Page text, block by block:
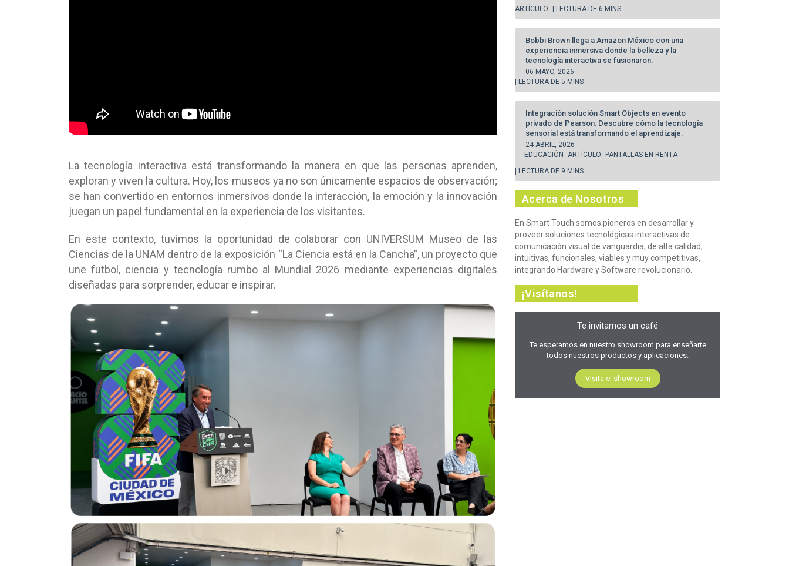
ARTÍCULO
| LECTURA DE 6 MINS
Bobbi Brown llega a Amazon México con una
experiencia inmersiva donde la belleza y la
tecnología interactiva se fusionaron.
06 MAYO, 2026
| LECTURA DE 5 MINS
Integración solución Smart Objects en evento
privado de Pearson: Descubre cómo la tecnología
sensorial está transformando el aprendizaje.
24 ABRIL, 2026
EDUCACIÓN
ARTÍCULO
PANTALLAS EN RENTA
| LECTURA DE 9 MINS
Acerca de Nosotros
En Smart Touch somos pioneros en desarrollar y
proveer soluciones tecnológicas interactivas de
comunicación visual de vanguardia, de alta calidad,
intuitivas, funcionales, viables y muy competitivas,
integrando Hardware y Software revolucionario.
¡Visítanos!
Te invitamos un café
Te esperamos en nuestro showroom para enseñarte
todos nuestros productos y aplicaciones.
Visita el showroom
La tecnología interactiva está transformando la manera en que las personas aprenden,
exploran y viven la cultura. Hoy, los museos ya no son únicamente espacios de observación;
se han convertido en entornos inmersivos donde la interacción, la emoción y la innovación
juegan un papel fundamental en la experiencia de los visitantes.
En este contexto, tuvimos la oportunidad de colaborar con UNIVERSUM Museo de las
Ciencias de la UNAM dentro de la exposición “La Ciencia está en la Cancha”, un proyecto que
une futbol, ciencia y tecnología rumbo al Mundial 2026 mediante experiencias digitales
diseñadas para sorprender, educar e inspirar.